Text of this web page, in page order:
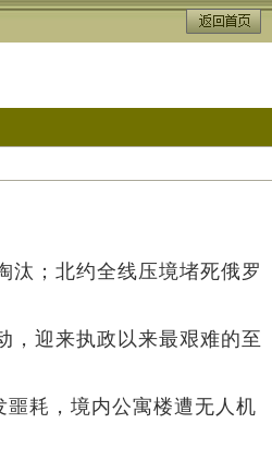
汰；北约全线压境堵死俄罗
，迎来执政以来最艰难的至
耗，境内公寓楼遭无人机